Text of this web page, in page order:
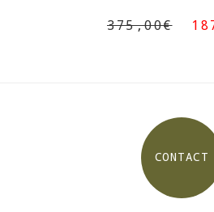
375,00€
CONTACT